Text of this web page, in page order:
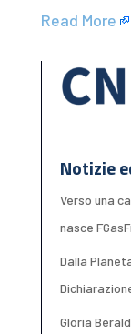
Read More
Notizie
Verso una
nasce
Dalla
Gloria